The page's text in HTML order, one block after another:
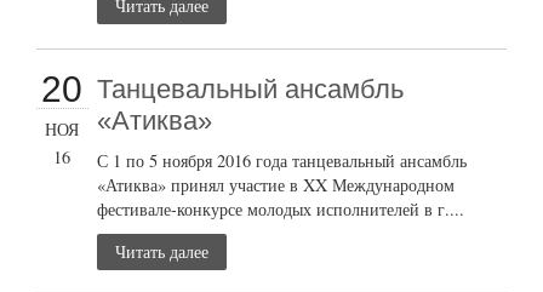
Читать далее
20
НОЯ
16
Танцевальный ансамбль
«Атиква»
С 1 по 5 ноября 2016 года танцевальный ансамбль
«Атиква» принял участие в XX Международном
фестивале-конкурсе молодых исполнителей в г....
Читать далее